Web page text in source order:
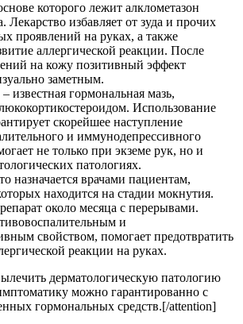
которого лежит алклометазон
Лекарство избавляет от зуда и прочих
проявлений на руках, а также
аллергической реакции. После
на кожу позитивный эффект
заметным.
известная гормональная мазь,
Использование
скорейшее наступление
и иммунодепрессивного
не только при экземе рук, но и
патологиях.
назначается врачами пациентам,
находится на стадии мокнутия.
около месяца с перерывами.
и
свойством, помогает предотвратить
реакции на руках.
дерматологическую патологию
можно гарантированно с
гормональных средств.[/attention]